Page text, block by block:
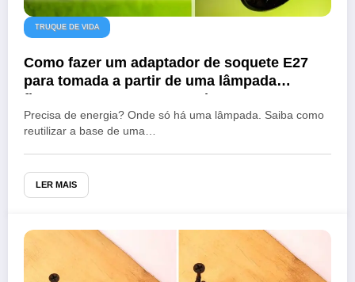
TRUQUE DE VIDA
Como fazer um adaptador de soquete E27
para tomada a partir de uma lâmpada
fluorescente compacta antiga
Precisa de energia? Onde só há uma lâmpada. Saiba como
reutilizar a base de uma…
LER MAIS